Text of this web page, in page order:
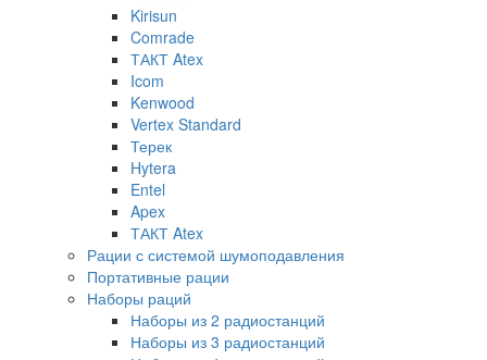
Kirisun
Comrade
ТАКТ Atex
Icom
Kenwood
Vertex Standard
Терек
Hytera
Entel
Apex
ТАКТ Atex
Рации с системой шумоподавления
Портативные рации
Наборы раций
Наборы из 2 радиостанций
Наборы из 3 радиостанций